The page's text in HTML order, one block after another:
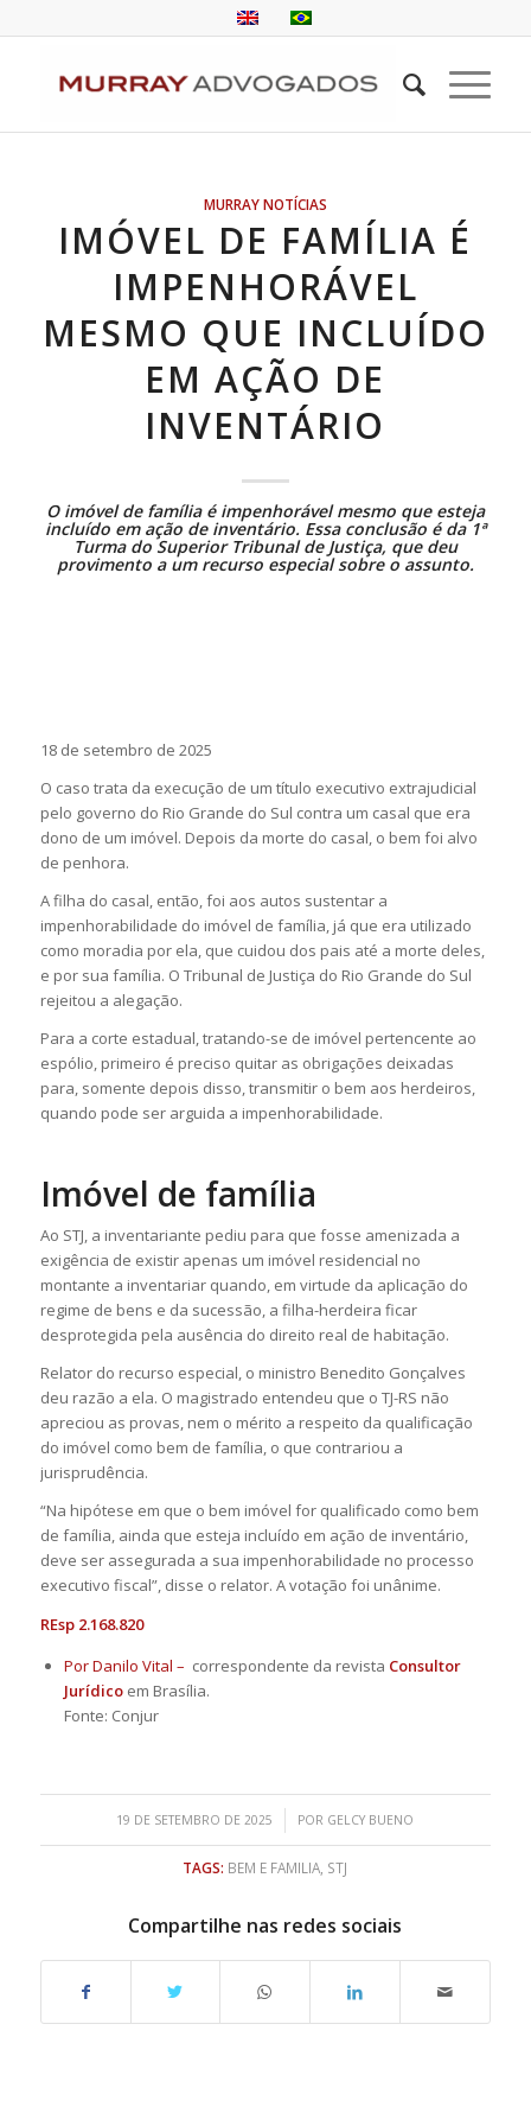
MURRAY NOTÍCIAS
IMÓVEL DE FAMÍLIA É
IMPENHORÁVEL
MESMO QUE INCLUÍDO
EM AÇÃO DE
INVENTÁRIO
O imóvel de família é impenhorável mesmo que esteja
incluído em ação de inventário. Essa conclusão é da 1ª
Turma do Superior Tribunal de Justiça, que deu
provimento a um recurso especial sobre o assunto.
18 de setembro de 2025
O caso trata da execução de um título executivo extrajudicial
pelo governo do Rio Grande do Sul contra um casal que era
dono de um imóvel. Depois da morte do casal, o bem foi alvo
de penhora.
A filha do casal, então, foi aos autos sustentar a
impenhorabilidade do imóvel de família, já que era utilizado
como moradia por ela, que cuidou dos pais até a morte deles,
e por sua família. O Tribunal de Justiça do Rio Grande do Sul
rejeitou a alegação.
Para a corte estadual, tratando-se de imóvel pertencente ao
espólio, primeiro é preciso quitar as obrigações deixadas
para, somente depois disso, transmitir o bem aos herdeiros,
quando pode ser arguida a impenhorabilidade.
Imóvel de família
Ao STJ, a inventariante pediu para que fosse amenizada a
exigência de existir apenas um imóvel residencial no
montante a inventariar quando, em virtude da aplicação do
regime de bens e da sucessão, a filha-herdeira ficar
desprotegida pela ausência do direito real de habitação.
Relator do recurso especial, o ministro Benedito Gonçalves
deu razão a ela. O magistrado entendeu que o TJ-RS não
apreciou as provas, nem o mérito a respeito da qualificação
do imóvel como bem de família, o que contrariou a
jurisprudência.
“Na hipótese em que o bem imóvel for qualificado como bem
de família, ainda que esteja incluído em ação de inventário,
deve ser assegurada a sua impenhorabilidade no processo
executivo fiscal”, disse o relator. A votação foi unânime.
REsp 2.168.820
Por Danilo Vital – correspondente da revista Consultor
Jurídicoem Brasília.
Fonte: Conjur
19 DE SETEMBRO DE 2025
/ POR GELCY BUENO
TAGS: BEM E FAMILIA STJ
Compartilhe nas redes sociais